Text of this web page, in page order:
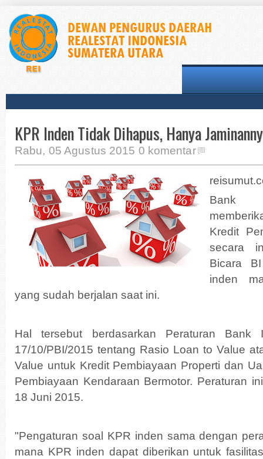
KPR Inden Tidak Dihapus, Hanya
Rabu, 05 Agustus 2015 0 komentar
Bank
Kredit
secara
Bicara
inden
yang sudah berjalan saat ini.
Hal tersebut berdasarkan Peraturan Bank
17/10/PBI/2015 tentang Rasio Loan to Value
Value untuk Kredit Pembiayaan Properti dan
Pembiayaan Kendaraan Bermotor. Peraturan
18 Juni 2015.
"Pengaturan soal KPR inden sama dengan
mana KPR inden dapat diberikan untuk